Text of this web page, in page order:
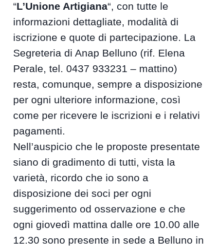
“L’Unione Artigiana“, con tutte le
informazioni dettagliate, modalità di
iscrizione e quote di partecipazione. La
Segreteria di Anap Belluno (rif. Elena
Perale, tel. 0437 933231 – mattino)
resta, comunque, sempre a disposizione
per ogni ulteriore informazione, così
come per ricevere le iscrizioni e i relativi
pagamenti.
Nell’auspicio che le proposte presentate
siano di gradimento di tutti, vista la
varietà, ricordo che io sono a
disposizione dei soci per ogni
suggerimento od osservazione e che
ogni giovedì mattina dalle ore 10.00 alle
12.30 sono presente in sede a Belluno in